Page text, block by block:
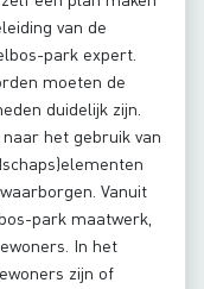
van de
park expert.
moeten de
duidelijk zijn.
het gebruik van
Vanuit
park maatwerk,
In het
zijn of